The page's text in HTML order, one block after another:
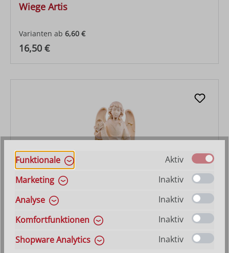
Wiege Artis
Varianten ab 6,60 €
Regulärer Preis:
16,50 €
Gloriaengel Artis
Regulärer Preis:
66,00 €
Funktionale
Aktiv
Marketing
Inaktiv
Analyse
Inaktiv
Komfortfunktionen
Inaktiv
Shopware Analytics
Inaktiv